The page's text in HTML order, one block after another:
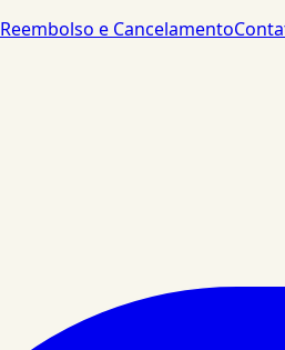
Reembolso e Cancelamento